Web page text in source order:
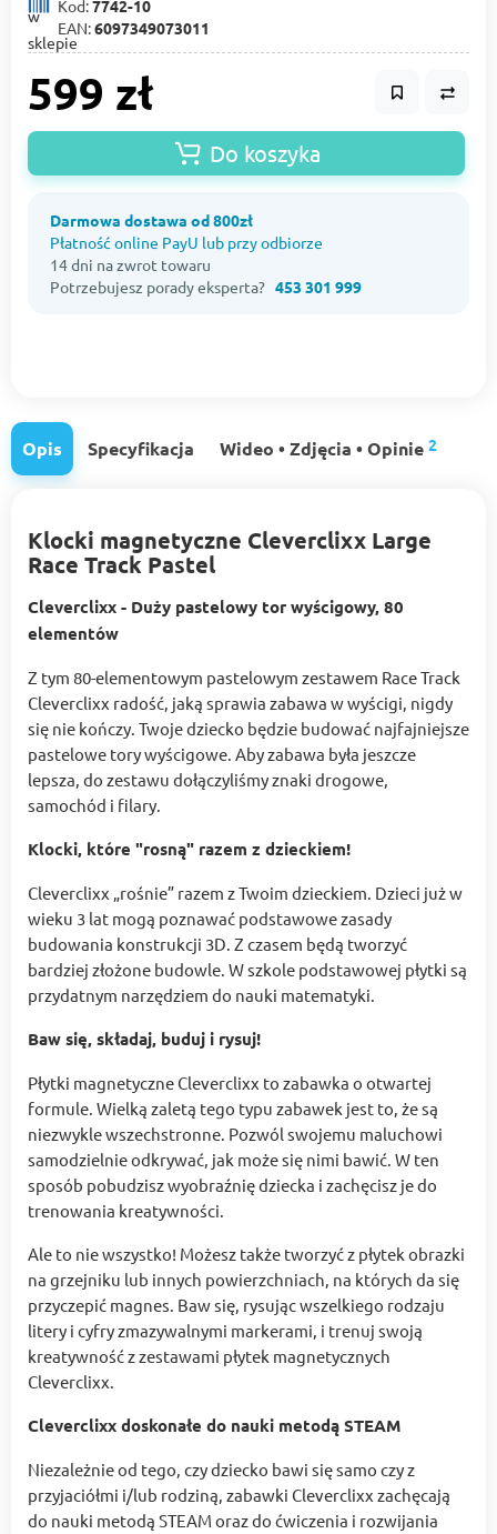
Kod:7742-10
EAN:6097349073011
599 zł
Do koszyka
Darmowa dostawa od 800zł
Płatność online PayU lub przy odbiorze
14 dni na zwrot towaru
Potrzebujesz porady eksperta? 453 301 999
Opis Specyfikacja Wideo • Zdjęcia • Opinie 2
Klocki magnetyczne Cleverclixx Large
Race Track Pastel
Cleverclixx - Duży pastelowy tor wyścigowy, 80
elementów
Z tym 80-elementowym pastelowym zestawem Race Track
Cleverclixx radość, jaką sprawia zabawa w wyścigi, nigdy
się nie kończy. Twoje dziecko będzie budować najfajniejsze
pastelowe tory wyścigowe. Aby zabawa była jeszcze
lepsza, do zestawu dołączyliśmy znaki drogowe,
samochód i filary.
Klocki, które "rosną" razem z dzieckiem!
Cleverclixx „rośnie” razem z Twoim dzieckiem. Dzieci już w
wieku 3 lat mogą poznawać podstawowe zasady
budowania konstrukcji 3D. Z czasem będą tworzyć
bardziej złożone budowle. W szkole podstawowej płytki są
przydatnym narzędziem do nauki matematyki.
Baw się, składaj, buduj i rysuj!
Płytki magnetyczne Cleverclixx to zabawka o otwartej
formule. Wielką zaletą tego typu zabawek jest to, że są
niezwykle wszechstronne. Pozwól swojemu maluchowi
samodzielnie odkrywać, jak może się nimi bawić. W ten
sposób pobudzisz wyobraźnię dziecka i zachęcisz je do
trenowania kreatywności.
Ale to nie wszystko! Możesz także tworzyć z płytek obrazki
na grzejniku lub innych powierzchniach, na których da się
przyczepić magnes. Baw się, rysując wszelkiego rodzaju
litery i cyfry zmazywalnymi markerami, i trenuj swoją
kreatywność z zestawami płytek magnetycznych
Cleverclixx.
Cleverclixx doskonałe do nauki metodą STEAM
Niezależnie od tego, czy dziecko bawi się samo czy z
przyjaciółmi i/lub rodziną, zabawki Cleverclixx zachęcają
do nauki metodą STEAM oraz do ćwiczenia i rozwijania